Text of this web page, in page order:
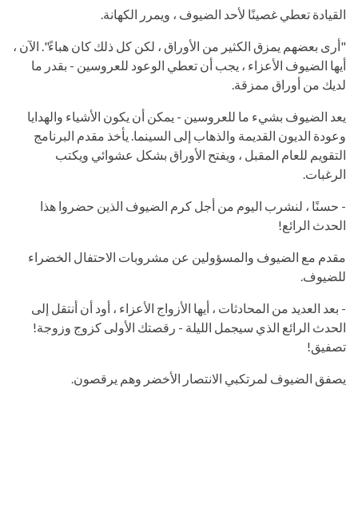
القيادة تعطي غصينًا لأحد الضيوف ، ويمرر الكهانة.
"أرى بعضهم يمزق الكثير من الأوراق ، لكن كل ذلك كان هباءً". الآن ،
أيها الضيوف الأعزاء ، يجب أن تعطي الوعود للعروسين - بقدر ما
لديك من أوراق ممزقة.
يعد الضيوف بشيء ما للعروسين - يمكن أن يكون الأشياء والهدايا
وعودة الديون القديمة والذهاب إلى السينما. يأخذ مقدم البرنامج
التقويم للعام المقبل ، ويفتح الأوراق بشكل عشوائي ويكتب
الرغبات.
- حسنًا ، لنشرب اليوم من أجل كرم الضيوف الذين حضروا هذا
الحدث الرائع!
مقدم مع الضيوف والمسؤولين عن مشروبات الاحتفال الخضراء
للضيوف.
- بعد العديد من المحادثات ، أيها الأزواج الأعزاء ، أود أن أنتقل إلى
الحدث الرائع الذي سيجمل الليلة - رقصتك الأولى كزوج وزوجة!
تصفيق!
يصفق الضيوف لمرتكبي الانتصار الأخضر وهم يرقصون.